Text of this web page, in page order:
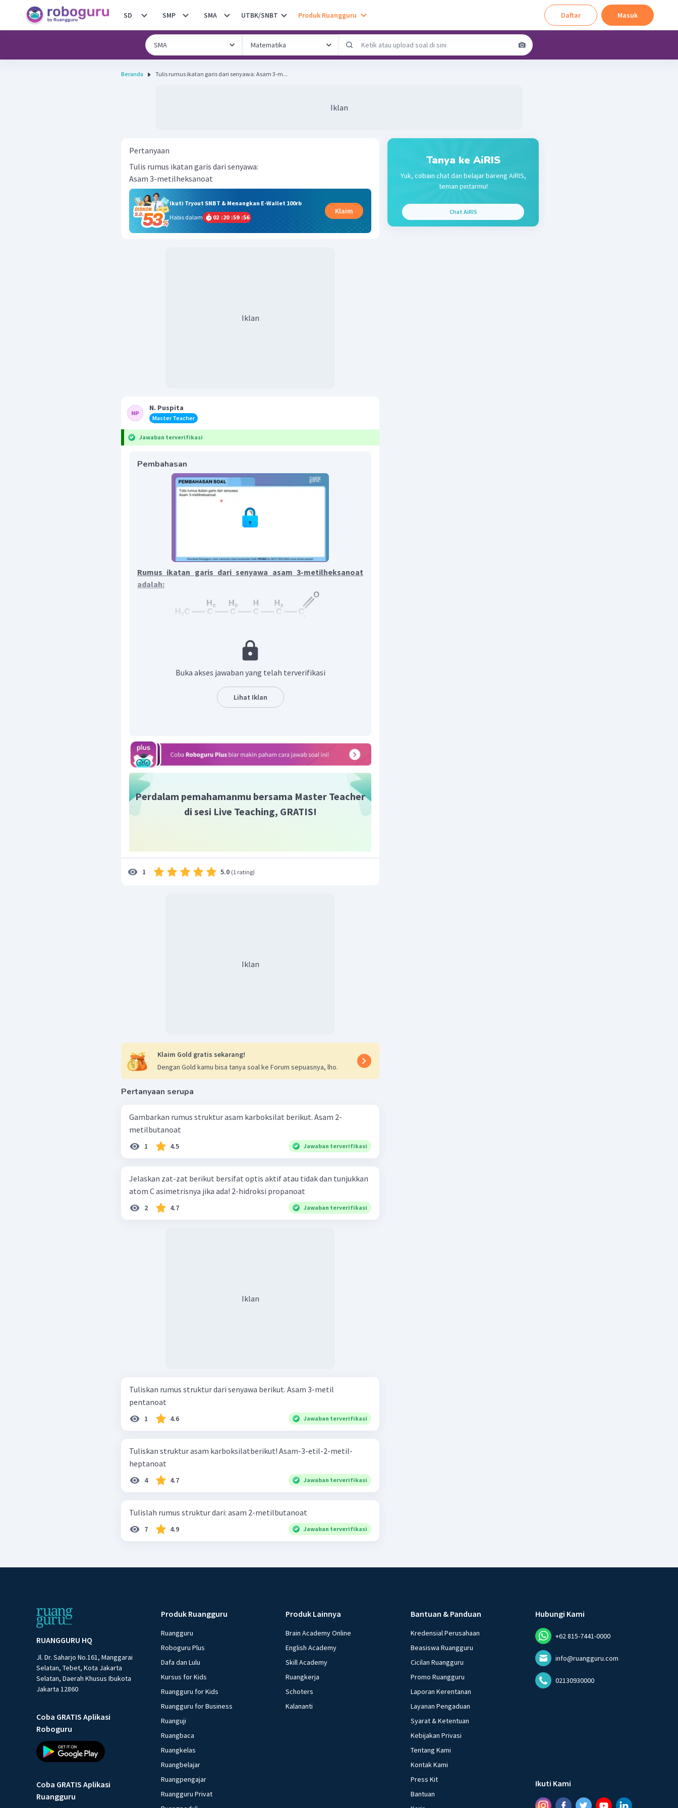
SD SMP SMA UTBK/SNBT Produk Ruangguru Daftar Masuk
Beranda Tulis rumus ikatan garis dari senyawa: Asam 3-m...
Iklan
Pertanyaan
Tulis rumus ikatan garis dari senyawa:
Asam 3-metilheksanoat
Ikuti Tryout SNBT & Menangkan E-Wallet 100rb
Habis dalam
02 :20 :59 :56
Klaim
Iklan
N. Puspita
Master Teacher
Jawaban terverifikasi
Pembahasan
Rumus ikatan garis dari senyawa asam 3-metilheksanoat
adalah:
Asam 3-metilheksanoat merupakan golongan asam karboksilat
. Rumus struktur asam karboksilat
−COOH. Langkah untuk menggambarkan struktur
asam 3-metilheksanoat adalah sebagai berikut:
Menggambarkan rantai utama. Rantai utama senyawa
Memberikan nomor. Penomoran dimulai dari atom karbon
Buka akses jawaban yang telah terverifikasi
Lihat Iklan
Perdalam pemahamanmu bersama Master Teacher
di sesi Live Teaching, GRATIS!
1 5.0 (1 rating)
Iklan
Klaim Gold gratis sekarang!
Dengan Gold kamu bisa tanya soal ke Forum sepuasnya, lho.
Pertanyaan serupa
Gambarkan rumus struktur asam karboksilat berikut. Asam 2-
metilbutanoat
1 4.5 Jawaban terverifikasi
Jelaskan zat-zat berikut bersifat optis aktif atau tidak dan tunjukkan
atom C asimetrisnya jika ada! 2-hidroksi propanoat
2 4.7 Jawaban terverifikasi
Iklan
Tuliskan rumus struktur dari senyawa berikut. Asam 3-metil
pentanoat
1 4.6 Jawaban terverifikasi
Tuliskan struktur asam karboksilatberikut! Asam-3-etil-2-metil-
heptanoat
4 4.7 Jawaban terverifikasi
Tulislah rumus struktur dari: asam 2-metilbutanoat
7 4.9 Jawaban terverifikasi
Tanya ke AiRIS
Yuk, cobain chat dan belajar bareng AiRIS,
teman pintarmu!
Chat AiRIS
RUANGGURU HQ
Jl. Dr. Saharjo No.161, Manggarai
Selatan, Tebet, Kota Jakarta
Selatan, Daerah Khusus Ibukota
Jakarta 12860
Coba GRATIS Aplikasi
Roboguru
Coba GRATIS Aplikasi
Ruangguru
Produk Ruangguru
Ruangguru
Roboguru Plus
Dafa dan Lulu
Kursus for Kids
Ruangguru for Kids
Ruangguru for Business
Ruanguji
Ruangbaca
Ruangkelas
Ruangbelajar
Ruangpengajar
Ruangguru Privat
Produk Lainnya
Brain Academy Online
English Academy
Skill Academy
Ruangkerja
Schoters
Kalananti
Bantuan & Panduan
Kredensial Perusahaan
Beasiswa Ruangguru
Cicilan Ruangguru
Promo Ruangguru
Laporan Kerentanan
Layanan Pengaduan
Syarat & Ketentuan
Kebijakan Privasi
Tentang Kami
Kontak Kami
Press Kit
Bantuan
Hubungi Kami
+62 815-7441-0000
info@ruangguru.com
02130930000
Ikuti Kami